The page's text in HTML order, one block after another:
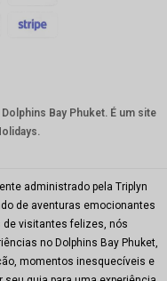
Bay Phuket. É um site
administrado pela Triplyn
de aventuras emocionantes
de visitantes felizes, nós
no Dolphins Bay Phuket,
momentos inesquecíveis e